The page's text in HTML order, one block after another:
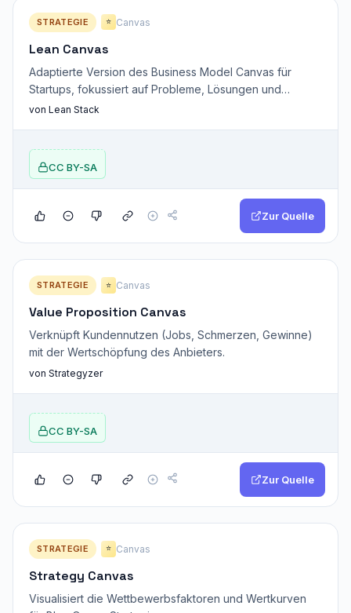
STRATEGIE ⭐ Canvas
Lean Canvas
Adaptierte Version des Business Model Canvas für
Startups, fokussiert auf Probleme, Lösungen und
Schlüsselannahmen.
von Lean Stack
CC BY-SA
Zur Quelle
STRATEGIE ⭐ Canvas
Value Proposition Canvas
Verknüpft Kundennutzen (Jobs, Schmerzen, Gewinne)
mit der Wertschöpfung des Anbieters.
von Strategyzer
CC BY-SA
Zur Quelle
STRATEGIE ⭐ Canvas
Strategy Canvas
Visualisiert die Wettbewerbsfaktoren und Wertkurven